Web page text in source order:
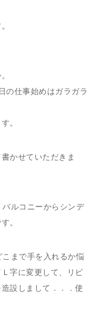
の仕事始めはガラガラ
。
かせていただきま
ルコニーからシンデ
。
まで手を入れるか悩
字に変更して、リビ
設しまして．．．使